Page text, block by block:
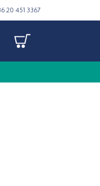
20 451 3367